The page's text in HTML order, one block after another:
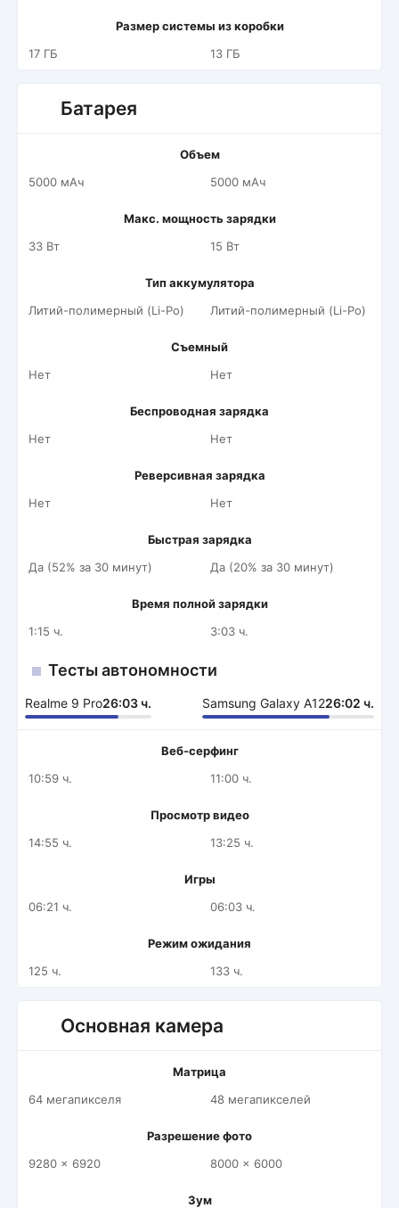
Размер системы из коробки
17 ГБ
13 ГБ
Батарея
Объем
5000 мАч
5000 мАч
Макс. мощность зарядки
33 Вт
15 Вт
Тип аккумулятора
Литий-полимерный (Li-Po)
Литий-полимерный (Li-Po)
Съемный
Нет
Нет
Беспроводная зарядка
Нет
Нет
Реверсивная зарядка
Нет
Нет
Быстрая зарядка
Да (52% за 30 минут)
Да (20% за 30 минут)
Время полной зарядки
1:15 ч.
3:03 ч.
Тесты автономности
Realme 9 Pro26:03 ч. Samsung Galaxy A1226:02 ч.
Веб-серфинг
10:59 ч.
11:00 ч.
Просмотр видео
14:55 ч.
13:25 ч.
Игры
06:21 ч.
06:03 ч.
Режим ожидания
125 ч.
133 ч.
Основная камера
Матрица
64 мегапикселя
48 мегапикселей
Разрешение фото
9280 x 6920
8000 x 6000
Зум